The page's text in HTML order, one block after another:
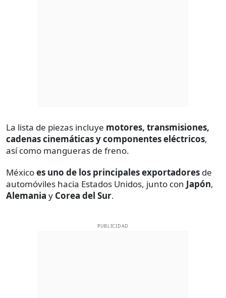
La lista de piezas incluye motores, transmisiones,
cadenas cinemáticas y componentes eléctricos,
así como mangueras de freno.
Méxicoes uno de los principales exportadores de
automóviles hacia Estados Unidos, junto con Japón,
Alemania y Corea del Sur.
PUBLICIDAD